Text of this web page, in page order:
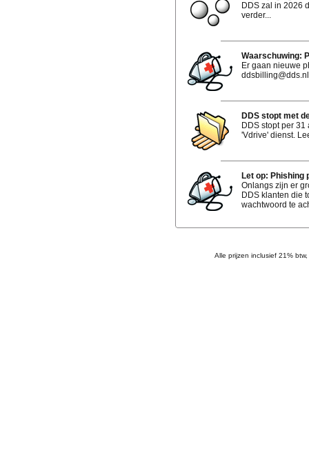
DDS zal in 2026
verder...
Waarschuwing:
Er gaan nieuwe
DDS stopt met
DDS stopt per
'Vdrive' dienst.
Let op: Phishing
Onlangs zijn er
DDS klanten die
wachtwoord te
Alle prijzen inclusief 21% btw,